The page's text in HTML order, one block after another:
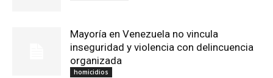
Mayoría en Venezuela no vincula
inseguridad y violencia con delincuencia
organizada
homicidios